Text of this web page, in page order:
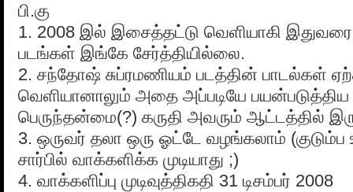
பி.கு
1. 2008 இல் இசைத்தட்டு வெளியாகி
படங்கள் இங்கே சேர்த்தியில்லை.
2. சந்தோஷ் சுப்ரமணியம் படத்தின் பாடல்கள்
வெளியானாலும் அதை அப்படியே பயன்படுத்திய
பெருந்தன்மை(?) கருதி அவரும் ஆட்டத்தில்
3. ஒருவர் தலா ஒரு ஓட்டே வழங்கலாம் (குடும்ப
சார்பில் வாக்களிக்க முடியாது ;)
4. வாக்களிப்பு முடிவுத்திகதி 31 டிசம்பர் 2008